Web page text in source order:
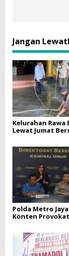
Jangan
Kelurahan Rawa
Lewat Jumat
Saddhapala Di
Polda Metro
Konten